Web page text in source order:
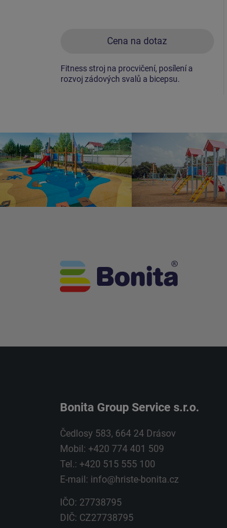
Cena na dotaz
Fitness stroj na procvičení, posílení a
rozvoj zádových svalů a bicepsu.
Bonita Group Service s.r.o.
Čedlosy 583, 664 24 Drásov
Mobil: +420 774 401 509
Tel.: +420 515 555 100
E-mail: info@hriste-bonita.cz
IČO: 27738795
DIČ: CZ27738795